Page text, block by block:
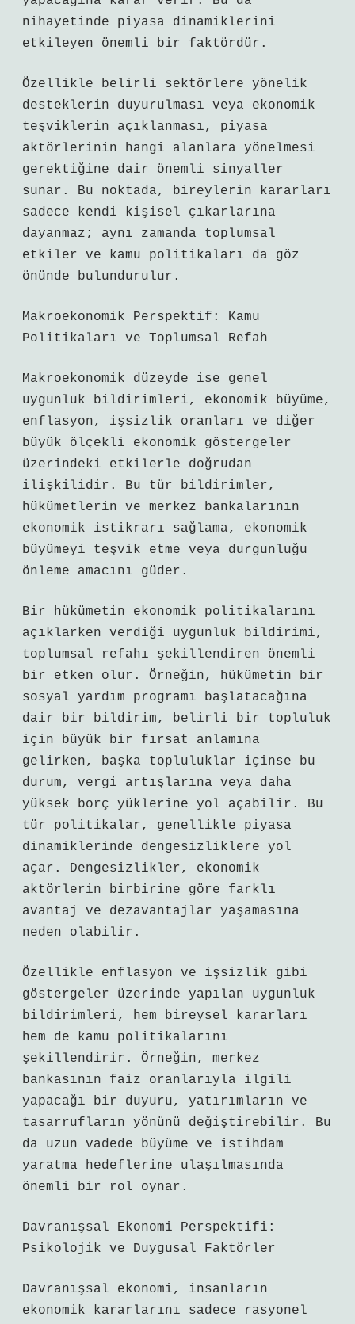
nihayetinde piyasa dinamiklerini
etkileyen önemli bir faktördür.
Özellikle belirli sektörlere yönelik
desteklerin duyurulması veya ekonomik
teşviklerin açıklanması, piyasa
aktörlerinin hangi alanlara yönelmesi
gerektiğine dair önemli sinyaller
sunar. Bu noktada, bireylerin kararları
sadece kendi kişisel çıkarlarına
dayanmaz; aynı zamanda toplumsal
etkiler ve kamu politikaları da göz
önünde bulundurulur.
Makroekonomik Perspektif: Kamu
Politikaları ve Toplumsal Refah
Makroekonomik düzeyde ise genel
uygunluk bildirimleri, ekonomik büyüme,
enflasyon, işsizlik oranları ve diğer
büyük ölçekli ekonomik göstergeler
üzerindeki etkilerle doğrudan
ilişkilidir. Bu tür bildirimler,
hükümetlerin ve merkez bankalarının
ekonomik istikrarı sağlama, ekonomik
büyümeyi teşvik etme veya durgunluğu
önleme amacını güder.
Bir hükümetin ekonomik politikalarını
açıklarken verdiği uygunluk bildirimi,
toplumsal refahı şekillendiren önemli
bir etken olur. Örneğin, hükümetin bir
sosyal yardım programı başlatacağına
dair bir bildirim, belirli bir topluluk
için büyük bir fırsat anlamına
gelirken, başka topluluklar içinse bu
durum, vergi artışlarına veya daha
yüksek borç yüklerine yol açabilir. Bu
tür politikalar, genellikle piyasa
dinamiklerinde dengesizliklere yol
açar. Dengesizlikler, ekonomik
aktörlerin birbirine göre farklı
avantaj ve dezavantajlar yaşamasına
neden olabilir.
Özellikle enflasyon ve işsizlik gibi
göstergeler üzerinde yapılan uygunluk
bildirimleri, hem bireysel kararları
hem de kamu politikalarını
şekillendirir. Örneğin, merkez
bankasının faiz oranlarıyla ilgili
yapacağı bir duyuru, yatırımların ve
tasarrufların yönünü değiştirebilir. Bu
da uzun vadede büyüme ve istihdam
yaratma hedeflerine ulaşılmasında
önemli bir rol oynar.
Davranışsal Ekonomi Perspektifi:
Psikolojik ve Duygusal Faktörler
Davranışsal ekonomi, insanların
ekonomik kararlarını sadece rasyonel